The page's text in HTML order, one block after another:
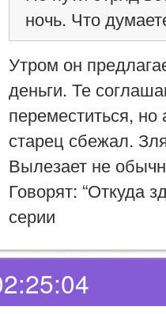
ночь. Что
Утром он
деньги. Те
переместиться,
старец сбежал.
Вылезает не
Говорят: “Откуда
серии